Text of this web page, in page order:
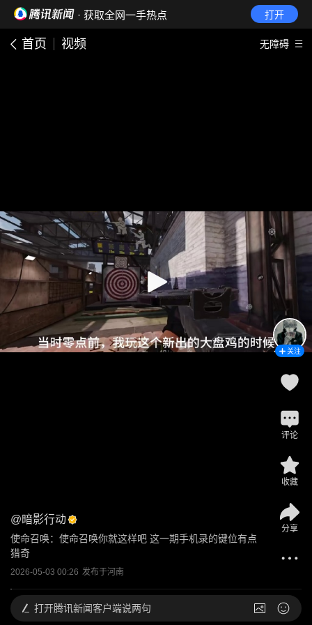
· 获取全网一手热点 打开
首页 视频 无障碍
@暗影行动
使命召唤：使命召唤你就这样吧 这一期手机录的键位有点
猎奇
2026-05-03 00:26 发布于河南
关注
评论
收藏
分享
打开腾讯新闻客户端说两句